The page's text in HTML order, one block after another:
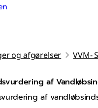
og afgørelser VVM-
af
af